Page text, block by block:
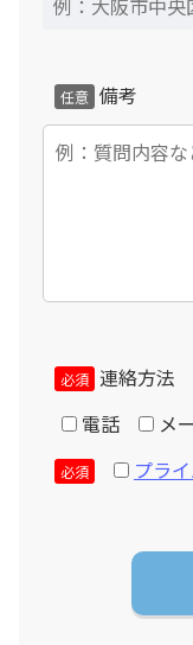
不可である事が判
納品日より3日前
10%と転用できな
発生致します。
当社と運送組立工
られた場合を除き
任意 備考
必須 連絡方法
電話
メ
必須 プラ